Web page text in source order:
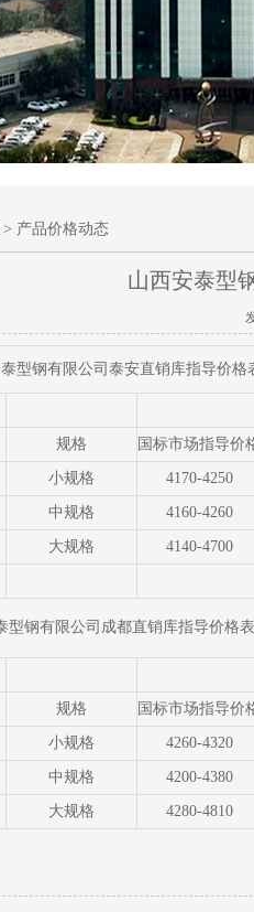
> 产品价格动态
山西安泰型
型钢有限公司泰安直销库指导价格
规格 国标市场指导价
小规格
4170-4250
中规格 4160-4260
大规格 4140-4700
型钢有限公司成都直销库指导价格表
规格 国标市场指导价
小规格
4260-4320
中规格 4200-4380
大规格 4280-4810